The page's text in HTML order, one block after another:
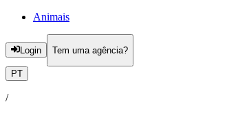
Animais
Login Tem uma agência?
PT
/